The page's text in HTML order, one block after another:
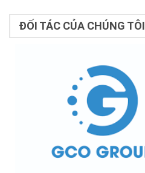
ĐỐI TÁC CỦA CHÚNG TÔI